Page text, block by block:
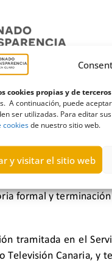
cookies propias y de terceros
A continuación, puede
ser utilizadas. Para editar
cookiesde nuestro sitio web.
y visitar el sitio web